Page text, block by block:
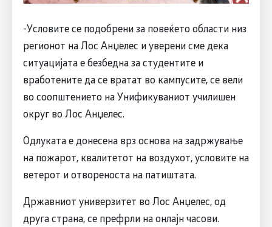
-Условите се подобрени за повеќето области низ
регионот на Лос Анџелес и уверени сме дека
ситуацијата е безбедна за студентите и
вработените да се вратат во кампусите, се вели
во соопштението на Унификуваниот училишен
округ во Лос Анџелес.
Одлуката е донесена врз основа на задржување
на пожарот, квалитетот на воздухот, условите на
ветерот и отвореноста на патиштата.
Државниот универзитет во Лос Анџелес, од
друга страна, се префрли на онлајн часови.